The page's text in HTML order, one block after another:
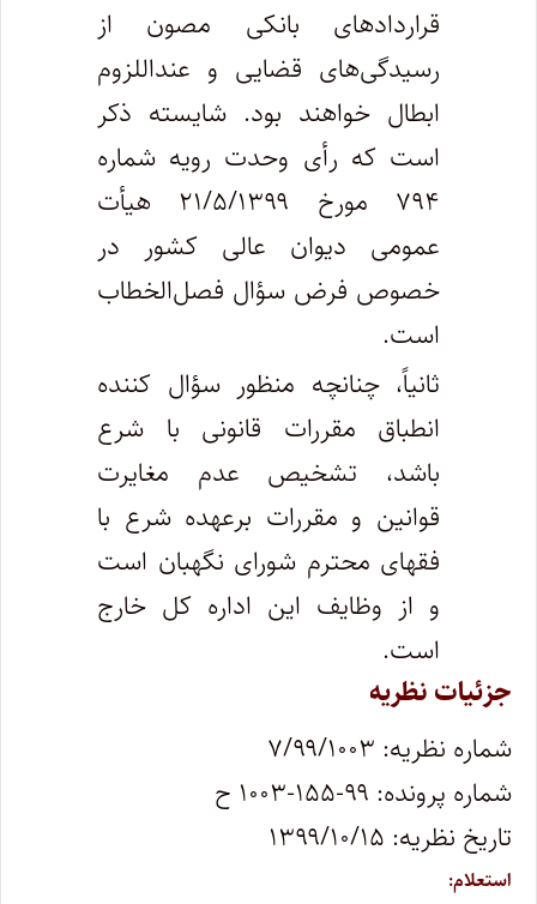
قراردادهای بانکی مصون از
رسیدگی‌های قضایی و عنداللزوم
ابطال خواهند بود. شایسته ذکر
است که رأی وحدت رویه شماره
۷۹۴ مورخ ۲۱/۵/۱۳۹۹ هیأت
عمومی دیوان عالی کشور در
خصوص فرض سؤال فصل‌الخطاب
است.
ثانیاً، چنانچه منظور سؤال کننده
انطباق مقررات قانونی با شرع
باشد، تشخیص عدم مغایرت
قوانین و مقررات برعهده شرع با
فقهای محترم شورای نگهبان است
و از وظایف این اداره کل خارج
است.
جزئیات نظریه
شماره نظریه: ۷/۹۹/۱۰۰۳
شماره پرونده: ۹۹-۱۵۵-۱۰۰۳ ح
تاریخ نظریه: ۱۳۹۹/۱۰/۱۵
استعلام: